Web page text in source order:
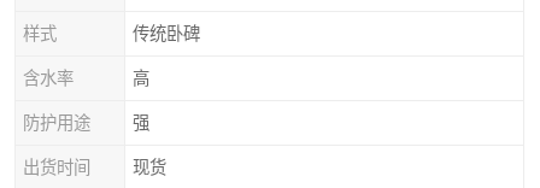
样式 传统卧碑
含水率 高
防护用途 强
出货时间 现货